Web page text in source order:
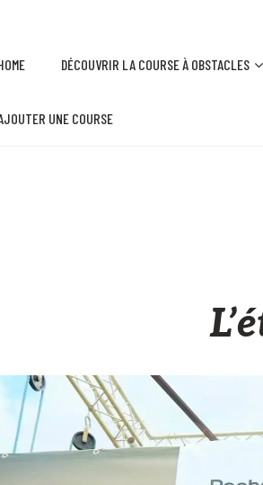
DÉCOUVRIR LA COURSE À OBSTACLES
UNE COURSE